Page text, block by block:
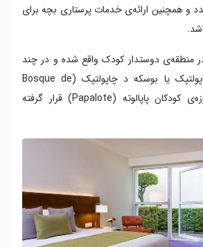
و همچنین ارائه‌ی خدمات پرستاری بچه برای
در منطقه‌ی دوستدار کودک واقع شده و در چند
قدمی پارک جنگل چاپولتپک یا بوسکه د چاپولتپک (Bosque de
Chapultepec) و موزه‌ی کودکان پاپالوته (Papalote) قرار گرفته